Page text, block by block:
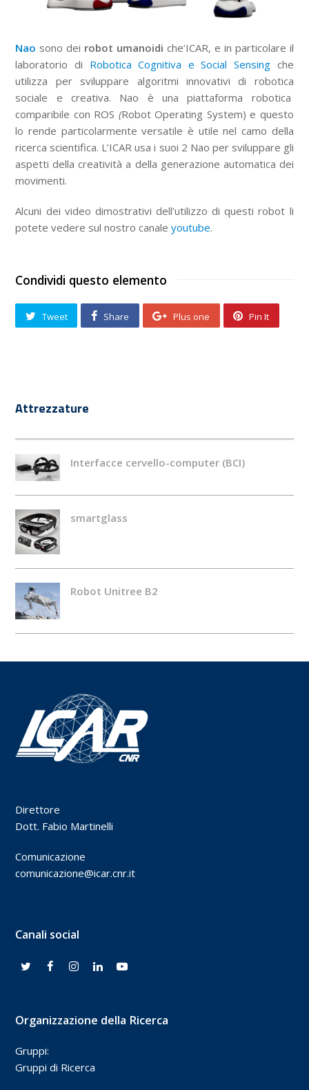
Nao sono dei robot umanoidi che’ICAR, e in particolare il
laboratorio di Robotica Cognitiva e Social Sensing che
utilizza per sviluppare algoritmi innovativi di robotica
sociale e creativa. Nao è una piattaforma robotica
comparibile con ROS (Robot Operating System) e questo
lo rende particolarmente versatile è utile nel camo della
ricerca scientifica. L’ICAR usa i suoi 2 Nao per sviluppare gli
aspetti della creatività a della generazione automatica dei
movimenti.
Alcuni dei video dimostrativi dell’utilizzo di questi robot li
potete vedere sul nostro canaleyoutube.
Condividi questo elemento
Tweet Share Plus one Pin It
Attrezzature
Interfacce cervello-computer (BCI)
smartglass
Robot Unitree B2
Direttore
Dott. Fabio Martinelli
Comunicazione
comunicazione@icar.cnr.it
Canali social
Organizzazione della Ricerca
Gruppi:
Gruppi di Ricerca